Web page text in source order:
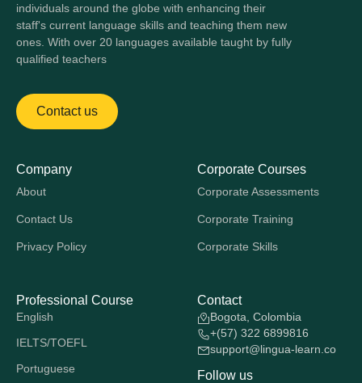
individuals around the globe with enhancing their
staff's current language skills and teaching them new
ones. With over 20 languages available taught by fully
qualified teachers
Contact us
Company
About
Contact Us
Privacy Policy
Corporate Courses
Corporate Assessments
Corporate Training
Corporate Skills
Professional Course
English
IELTS/TOEFL
Portuguese
Contact
Bogota, Colombia
+(57) 322 6899816
support@lingua-learn.co
Follow us